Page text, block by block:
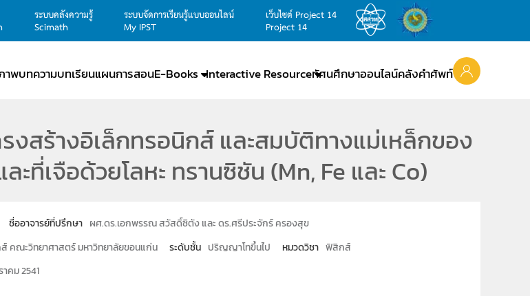
ระบบคลังความรู้
Scimath
ระบบจัดการเรียนรู้แบบออนไลน์
My IPST
เว็บไซต์ Project 14
Project 14
าพบทความบทเรียนแผนการสอนE-Books Interactive Resourceทัศนศึกษาออนไลน์คลังคำศัพท์
งสร้างอิเล็กทรอนิกส์ และสมบัติทางแม่เหล็กของ
ะที่เจือด้วยโลหะ ทรานซิชัน (Mn, Fe และ Co)
ชื่ออาจารย์ที่ปรึกษา ผศ.ดร.เอกพรรณ สวัสดิ์ซิตัง และ ดร.ศรีประจักร์ ครองสุข
คณะวิทยาศาสตร์ มหาวิทยาลัยขอนแก่น ระดับชั้น ปริญญาโทขึ้นไป หมวดวิชา ฟิสิกส์
คม 2541